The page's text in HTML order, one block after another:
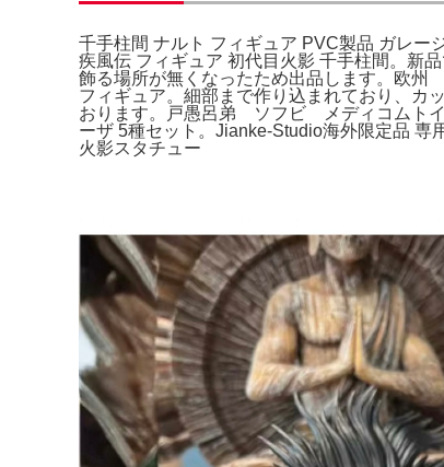
千手柱間 ナルト フィギュア PVC製品 ガレー
疾風伝 フィギュア 初代目火影 千手柱間。新
飾る場所が無くなったため出品します。欧
フィギュア。細部まで作り込まれており、カ
おります。戸愚呂弟 ソフビ メディコムトイ
ーザ 5種セット。Jianke-Studio海外限定品 専
火影スタチュー